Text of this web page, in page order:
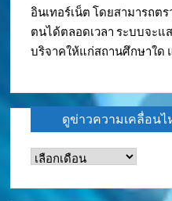
อินเทอร์เน็ต โดยสามารถต
ตนได้ตลอดเวลา ระบบจะแ
บริจาคให้แก่สถานศึกษาใด
ดูข่าวความเคลื่อน
ดู